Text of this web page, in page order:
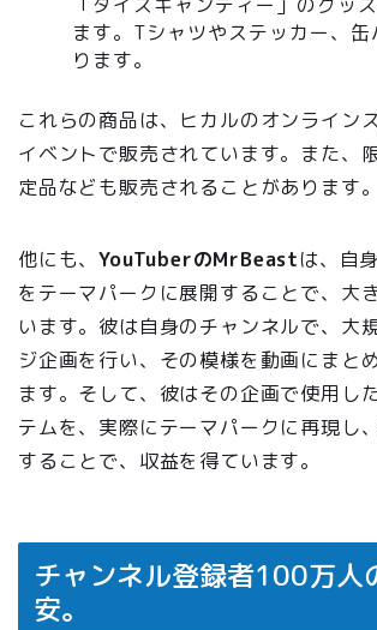
ます。Tシャツやステッカー、
ります。
これらの商品は、ヒカルのオンライン
イベントで販売されています。また、
定品なども販売されることがあります。
他にも、YouTuberのMrBeastは、自
をテーマパークに展開することで、大
います。彼は自身のチャンネルで、大
ジ企画を行い、その模様を動画にまと
ます。そして、彼はその企画で使用し
テムを、実際にテーマパークに再現し
することで、収益を得ています。
チャンネル登録者100万人
安。